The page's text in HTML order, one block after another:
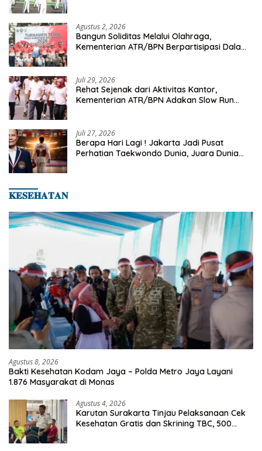
Agustus 2, 2026
Bangun Soliditas Melalui Olahraga,
Kementerian ATR/BPN Berpartisipasi Dalam
Juli 29, 2026
Rehat Sejenak dari Aktivitas Kantor,
Kementerian ATR/BPN Adakan Slow Run
Juli 27, 2026
Berapa Hari Lagi ! Jakarta Jadi Pusat
Perhatian Taekwondo Dunia, Juara Dunia
𝐊𝐄𝐒𝐄𝐇𝐀𝐓𝐀𝐍
Agustus 8, 2026
Bakti Kesehatan Kodam Jaya – Polda Metro Jaya Layani
1.876 Masyarakat di Monas
Agustus 4, 2026
Karutan Surakarta Tinjau Pelaksanaan Cek
Kesehatan Gratis dan Skrining TBC, 500